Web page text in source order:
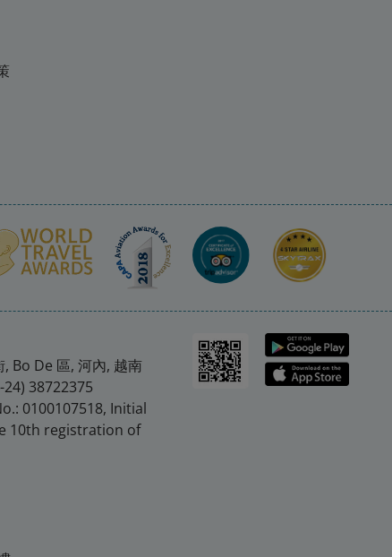
Bo De 區, 河內, 越南
24) 38722375
0100107518, Initial
10th registration of